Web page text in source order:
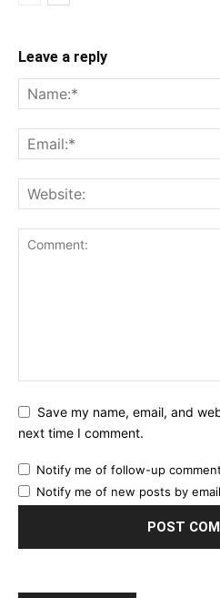
Leave a reply
Save my name, email, and
next time I comment.
Notify me of follow-up
Notify me of new posts by